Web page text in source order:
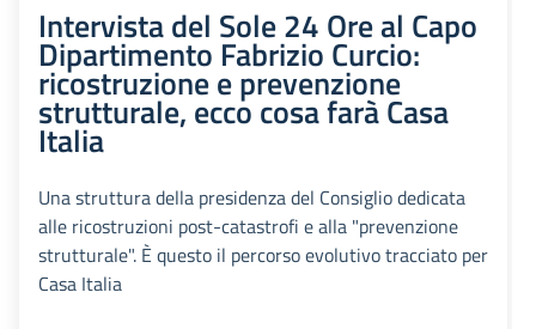
Intervista del Sole 24 Ore al Capo
Dipartimento Fabrizio Curcio:
ricostruzione e prevenzione
strutturale, ecco cosa farà Casa
Italia
Una struttura della presidenza del Consiglio dedicata
alle ricostruzioni post-catastrofi e alla "prevenzione
strutturale". È questo il percorso evolutivo tracciato per
Casa Italia